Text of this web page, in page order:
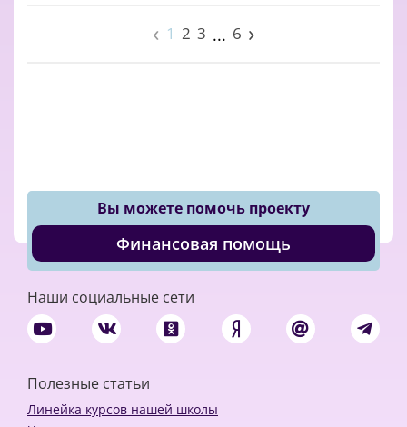
‹ 1 2 3 ... 6 ›
Вы можете помочь проекту
Финансовая помощь
Наши социальные сети
Полезные статьи
Линейка курсов нашей школы